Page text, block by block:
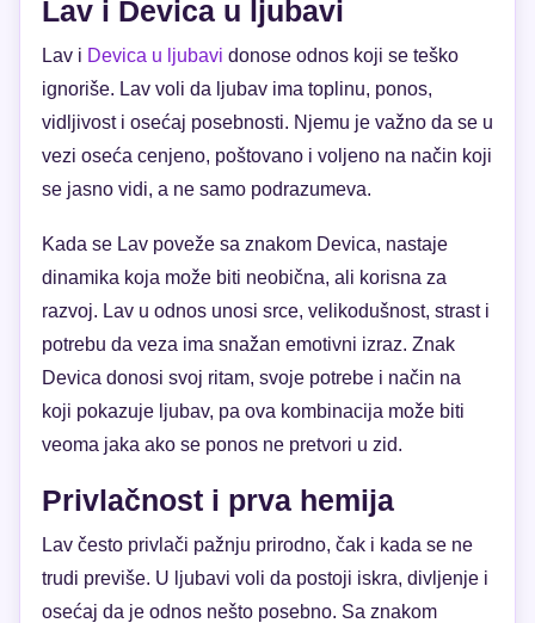
Lav i Devica u ljubavi
Lav i Devica u ljubavi donose odnos koji se teško
ignoriše. Lav voli da ljubav ima toplinu, ponos,
vidljivost i osećaj posebnosti. Njemu je važno da se u
vezi oseća cenjeno, poštovano i voljeno na način koji
se jasno vidi, a ne samo podrazumeva.
Kada se Lav poveže sa znakom Devica, nastaje
dinamika koja može biti neobična, ali korisna za
razvoj. Lav u odnos unosi srce, velikodušnost, strast i
potrebu da veza ima snažan emotivni izraz. Znak
Devica donosi svoj ritam, svoje potrebe i način na
koji pokazuje ljubav, pa ova kombinacija može biti
veoma jaka ako se ponos ne pretvori u zid.
Privlačnost i prva hemija
Lav često privlači pažnju prirodno, čak i kada se ne
trudi previše. U ljubavi voli da postoji iskra, divljenje i
osećaj da je odnos nešto posebno. Sa znakom